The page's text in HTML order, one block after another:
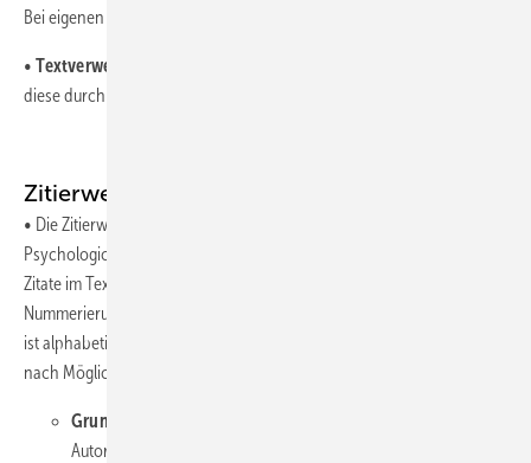
Bei eigenen Bildern ist z. B. anzugeben: „Foto: privat“.
• Textverweise
diese durchnummerieren.
Zitierweise
• Die Zitierweise entspricht den Richtlinien der American
Psychological Association (APA).
Zitate im Text erfolgen mit Autorenname und Jahreszahl, ohne
Nummerierung
ist alphabetisch und ohne Nummerierung zu erstellen, Fußnoten sind
nach Möglichkeit zu vermeiden
Grundform Buch
Autor, A. A. (Jahreszahl). Titel des Werkes. Ort: Verlag.